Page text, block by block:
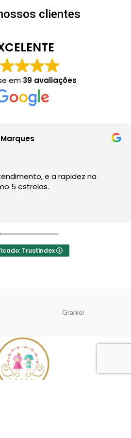
clientes
em 39 avaliações
e a rapidez na
5 estrelas.
Trustindex
Granlei